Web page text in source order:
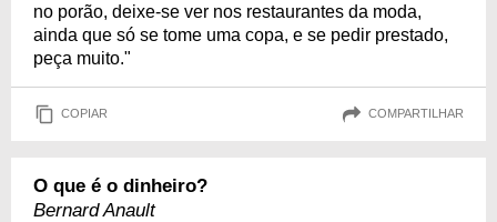
no porão, deixe-se ver nos restaurantes da moda,
ainda que só se tome uma copa, e se pedir prestado,
peça muito."
COPIAR COMPARTILHAR
O que é o dinheiro?
Bernard Anault